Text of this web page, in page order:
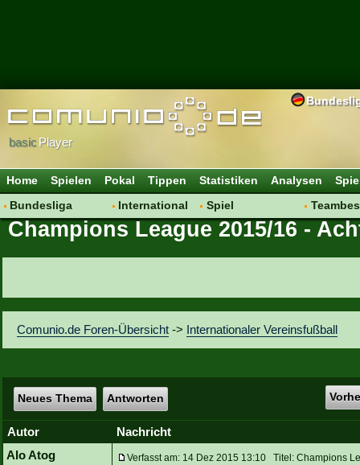
basicPlayer
Home Spielen Pokal Tippen Statistiken Analysen
Bundesliga
Hot News
Vereinsfragen
International
Vereine
Spiel
Regeln & Tipps
Champions League 2015/16 -
Comunio.de Foren-Übersicht -> Internationaler Vereinsfußball
Neues Thema Antworten
Autor
Nachricht
Alo Atog
Verfasst am: 14 Dez 2015 13:10 Titel: Champions